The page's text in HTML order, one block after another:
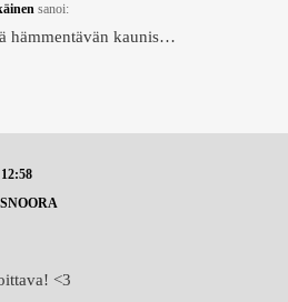
sanoi:
hämmentävän kaunis…
<3